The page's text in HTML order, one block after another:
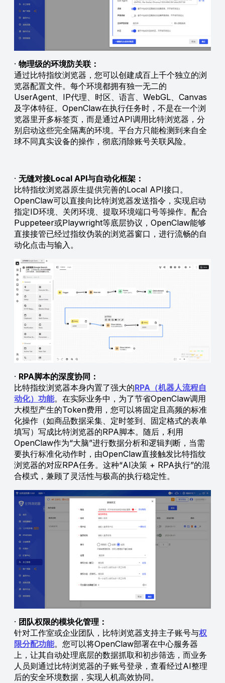
· 物理级的环境防关联：
通过比特指纹浏览器，您可以创建成百上千个独立的浏
览器配置文件。每个环境都拥有独一无二的
UserAgent、IP代理、时区、语言、WebGL、Canvas
及字体特征。OpenClaw在执行任务时，不是在一个浏
览器里开多标签页，而是通过API调用比特浏览器，分
别启动这些完全隔离的环境。平台方只能检测到来自全
球不同真实设备的操作，彻底消除账号关联风险。
· 无缝对接Local API与自动化框架：
比特指纹浏览器原生提供完善的Local API接口。
OpenClaw可以直接向比特浏览器发送指令，实现启动
指定ID环境、关闭环境、提取环境端口号等操作。配合
Puppeteer或Playwright等底层协议，OpenClaw能够
直接接管已经过指纹伪装的浏览器窗口，进行流畅的自
动化点击与输入。
· RPA脚本的深度协同：
比特指纹浏览器本身内置了强大的RPA（机器人流程自
动化）功能。在实际业务中，为了节省OpenClaw调用
大模型产生的Token费用，您可以将固定且高频的标准
化操作（如商品数据采集、定时签到、固定格式的表单
填写）写成比特浏览器的RPA脚本。随后，利用
OpenClaw作为“大脑”进行数据分析和逻辑判断，当需
要执行标准化动作时，由OpenClaw直接触发比特指纹
浏览器的对应RPA任务。这种“AI决策 + RPA执行”的混
合模式，兼顾了灵活性与极高的执行稳定性。
· 团队权限的模块化管理：
针对工作室或企业团队，比特浏览器支持主子账号与权
限分配功能。您可以将OpenClaw部署在中心服务器
上，让其自动处理底层的数据抓取和初步筛选，而业务
人员则通过比特浏览器的子账号登录，查看经过AI整理
后的安全环境数据，实现人机高效协同。